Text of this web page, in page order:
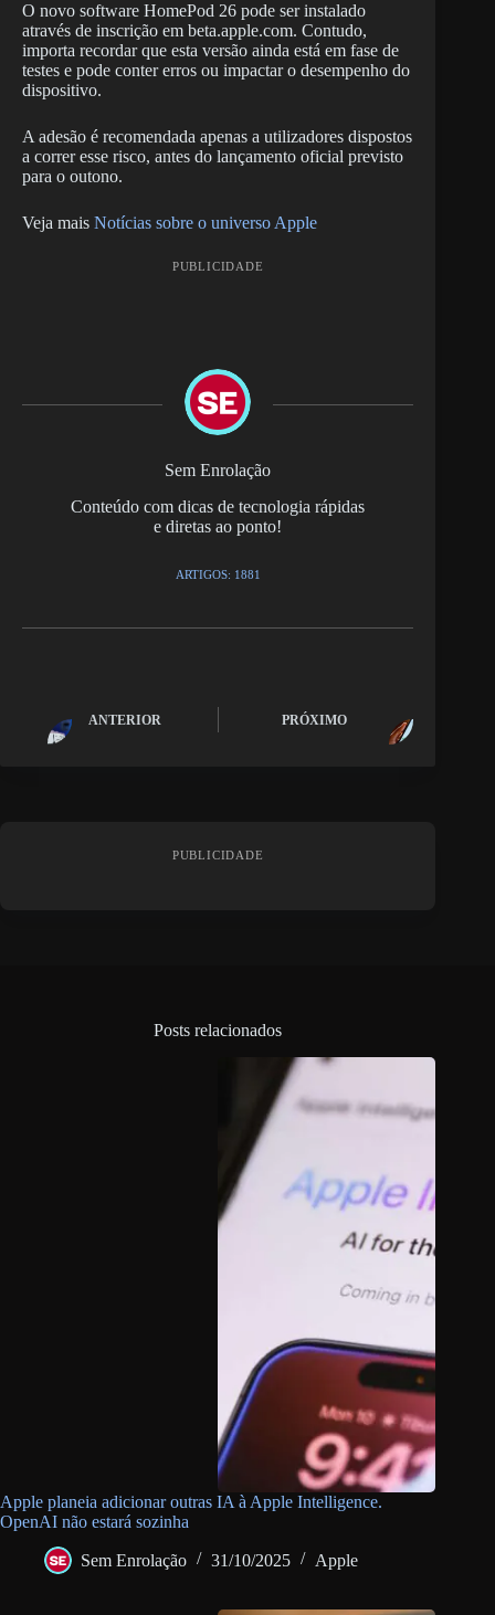
O novo software HomePod 26 pode ser instalado
através de inscrição em beta.apple.com. Contudo,
importa recordar que esta versão ainda está em fase de
testes e pode conter erros ou impactar o desempenho do
dispositivo.
A adesão é recomendada apenas a utilizadores dispostos
a correr esse risco, antes do lançamento oficial previsto
para o outono.
Veja mais Notícias sobre o universo Apple
PUBLICIDADE
Sem Enrolação
Conteúdo com dicas de tecnologia rápidas
e diretas ao ponto!
ARTIGOS: 1881
ANTERIOR PRÓXIMO
PUBLICIDADE
Posts relacionados
Apple planeia adicionar outras IA à Apple Intelligence.
OpenAI não estará sozinha
Sem Enrolação 31/10/2025 Apple